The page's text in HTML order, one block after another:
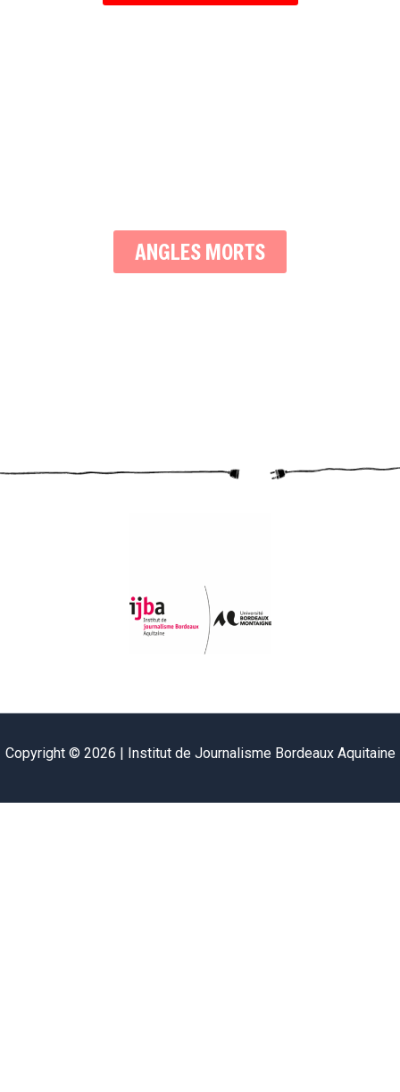
ANGLES MORTS
Copyright © 2026 | Institut de Journalisme Bordeaux Aquitaine